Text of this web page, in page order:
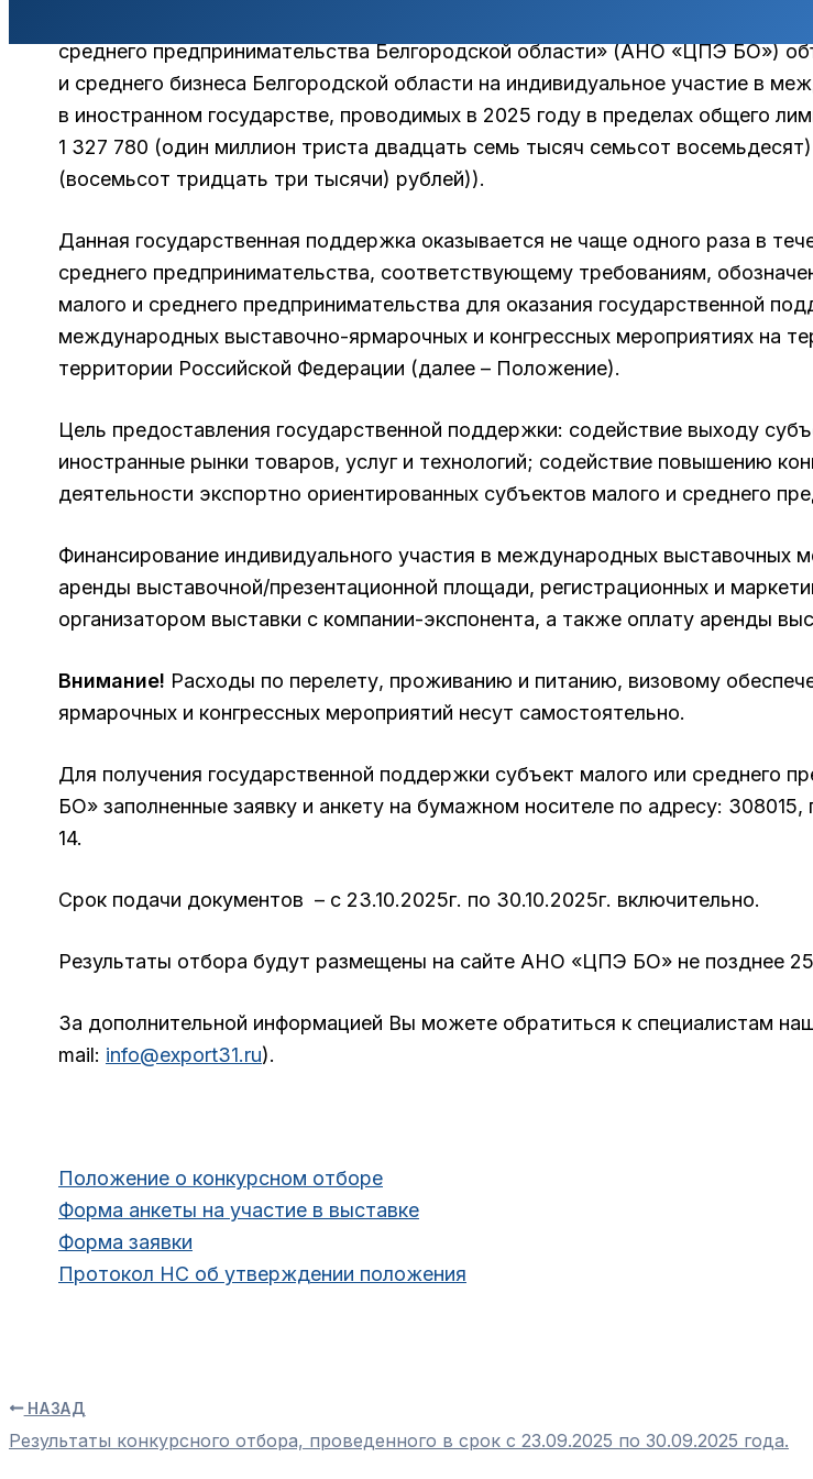
среднего предпринимательства Белгородской области» (АНО «ЦПЭ БО»)
и среднего бизнеса Белгородской области на индивидуальное участие в
в иностранном государстве, проводимых в 2025 году в пределах общего
1 327 780 (один миллион триста двадцать семь тысяч семьсот
(восемьсот тридцать три тысячи) рублей)).
Данная государственная поддержка оказывается не чаще одного раза в
среднего предпринимательства, соответствующему требованиям,
малого и среднего предпринимательства для оказания государственной
международных выставочно-ярмарочных и конгрессных мероприятиях на
территории Российской Федерации (далее – Положение).
Цель предоставления государственной поддержки: содействие выходу
иностранные рынки товаров, услуг и технологий; содействие повышению
деятельности экспортно ориентированных субъектов малого и среднего
Финансирование индивидуального участия в международных выставочных
аренды выставочной/презентационной площади, регистрационных и
организатором выставки с компании-экспонента, а также оплату аренды
Внимание! Расходы по перелету, проживанию и питанию, визовому
ярмарочных и конгрессных мероприятий несут самостоятельно.
Для получения государственной поддержки субъект малого или среднего
БО» заполненные заявку и анкету на бумажном носителе по адресу:
14.
Срок подачи документов – с 23.10.2025г. по 30.10.2025г. включительно.
Результаты отбора будут размещены на сайте АНО «ЦПЭ БО» не позднее
За дополнительной информацией Вы можете обратиться к специалистам
mail: info@export31.ru).
Положение о конкурсном отборе
Форма анкеты на участие в выставке
Форма заявки
Протокол НС об утверждении положения
НАЗАД
Результаты конкурсного отбора, проведенного в срок с 23.09.2025 по 30.09.2025 года.